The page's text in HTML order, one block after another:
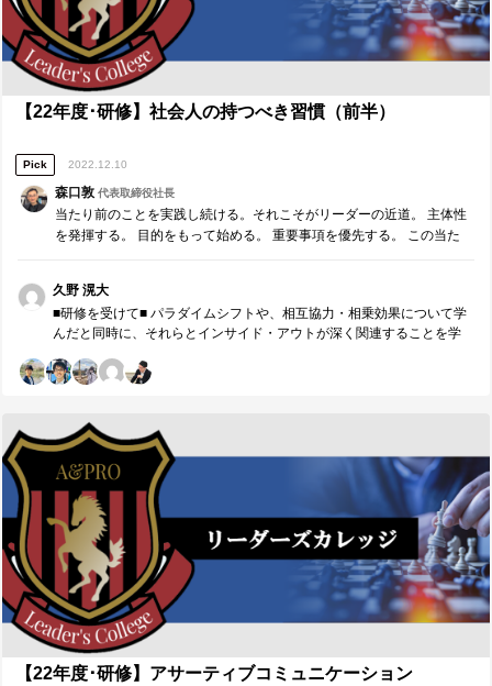
の振返り■ １．現状・成果の把握 メンバーのモチベートの仕方やマネ
ジメント等の定性的な部分や、来期という視点を踏まえた上での価値
提供をお互いにし合うことができた。 また、自分自身も、抽象思考や
組織への価値提供という視点で学びになることが多かった。 ２．ギャ
ップの分析・課題の抽出 自分自身の言語化が甘いことでうまく伝えた
いことが伝わらなかったりした場面は、概念化をしたりPREP法を使っ
持ちながら、目の前の人や組織への価値提供の枠を広げていきたい。
■【周囲への感謝】リーダーやコーチに具体的に感謝したいこと■ 誰か
ら、どのような価値を頂きましたか。（感謝の気持ちも一緒に） ※最
も潜在ニーズにアプローチし、必要であれば耳の痛いこともアドバイ
スしてくれたメンバーには名前の前に◎をつけてください。（1人の
性と、それの伝え方の際に意識するべきことについて学びを得た。 鈴
木さんから、組織への価値提供や部署ごとの連携についてさらに貢献
できる部分についての気付きを得た。 ◎須賀さんから、リーダーとメ
べき姿や現状の言語化について学びを得た。
【22年度･研修】社会人の持つべき習慣（前半）
Pick 2022.12.10
森口敦代表取締役社長
当たり前のことを実践し続ける。それこそがリーダーの近道。 主体性
を発揮する。 目的をもって始める。 重要事項を優先する。 この当た
久野 滉大
■研修を受けて■ パラダイムシフトや、相互協力・相乗効果について学
んだと同時に、それらとインサイド・アウトが深く関連することを学
ージしながら知ることで今後の活動に活かせると思った。 特に学んだ
ーズにアプローチすることが重要 ・状況を変えたければ、まずは自分
たちを変えなければならない ・インサイド・アウトによって権限をも
らい、それにより影響の輪を広げる ・システムに対してはしごをかけ
直すのがリーダーシップ ■今後に向けて■ 普段イメージしていたことや
なんとなく理解していたことを、適切な言語や図で理解することがで
きた時間だった。 今後、来期の組織を運営してくれる後輩への引継ぎ
の際や、会社で働くにあたってリーダーを務める際に、このような説
明をすることで共通理解を強固なものにし、価値を提供したい。 ■研修
講師（森口敦）へのメッセージ ■ 本日も貴重な機会をいただきありが
とうございました。 インサイドアウトと権限・影響の輪の関連性や、
マネジメントとリーダーシップの違いなどについての説明は、特に自
分の脳内を整理させられるようなもので、非常に学びになりました。
今日学んだ価値を提供する相手はすでにいるので、価値提供をしてい
【22年度･研修】アサーティブコミュニケーション